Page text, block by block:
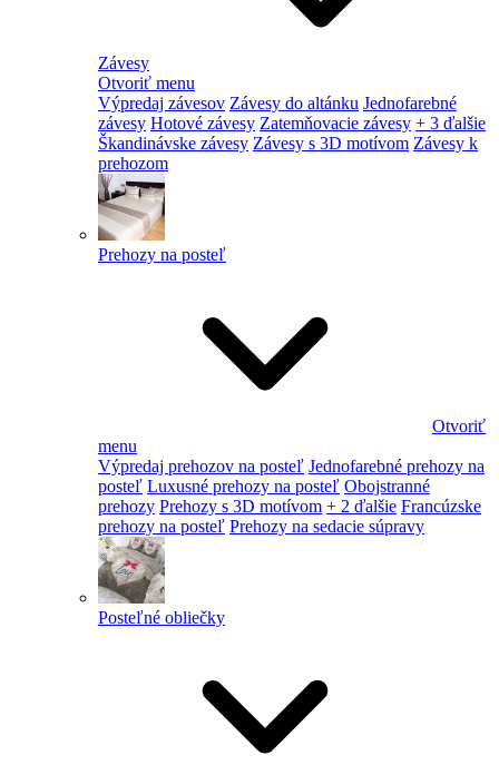
Závesy
Otvoriť menu
Výpredaj závesov Závesy do altánku Jednofarebné
závesy Hotové závesy Zatemňovacie závesy + 3 ďalšie
Škandinávske závesy Závesy s 3D motívom Závesy k
prehozom
Prehozy na posteľ
Otvoriť
menu
Výpredaj prehozov na posteľ Jednofarebné prehozy na
posteľ Luxusné prehozy na posteľ Obojstranné
prehozy Prehozy s 3D motívom + 2 ďalšie Francúzske
prehozy na posteľ Prehozy na sedacie súpravy
Posteľné obliečky